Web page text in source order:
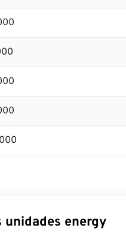
energy